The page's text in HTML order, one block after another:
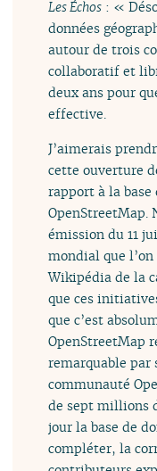
Les Échos : «
données
autour de trois
collaboratif et
deux ans pour
effective.
J’aimerais
cette ouverture
rapport à la base
OpenStreetMap.
émission du 11
mondial que
Wikipédia de la
que ces
que c’est
OpenStreetMap
remarquable par
communauté
de sept millions
jour la base de
compléter, la